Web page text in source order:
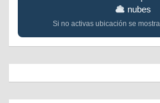
nubes
Si no activas ubicación se